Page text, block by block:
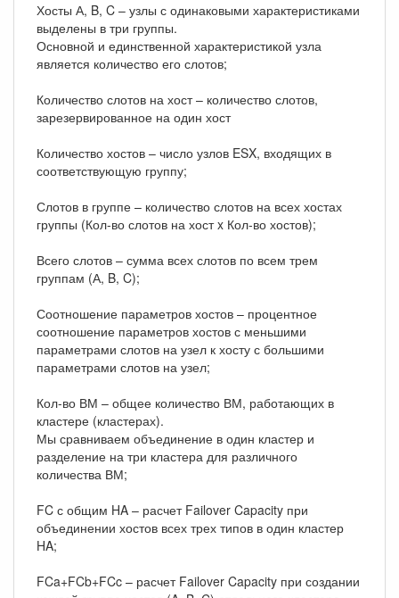
Хосты А, B, C – узлы с одинаковыми характеристиками
выделены в три группы.
Основной и единственной характеристикой узла
является количество его слотов;
Количество слотов на хост – количество слотов,
зарезервированное на один хост
Количество хостов – число узлов ESX, входящих в
соответствующую группу;
Слотов в группе – количество слотов на всех хостах
группы (Кол-во слотов на хост x Кол-во хостов);
Всего слотов – сумма всех слотов по всем трем
группам (А, B, C);
Соотношение параметров хостов – процентное
соотношение параметров хостов с меньшими
параметрами слотов на узел к хосту с большими
параметрами слотов на узел;
Кол-во ВМ – общее количество ВМ, работающих в
кластере (кластерах).
Мы сравниваем объединение в один кластер и
разделение на три кластера для различного
количества ВМ;
FC с общим HA – расчет Failover Capacity при
объединении хостов всех трех типов в один кластер
HA;
FCa+FCb+FCc – расчет Failover Capacity при создании